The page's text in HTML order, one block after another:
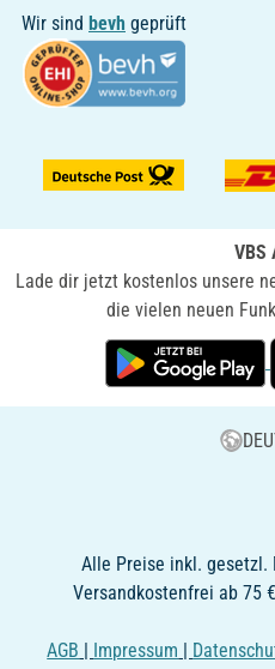
Wir sind bevh geprüft
VBS
Lade dir jetzt kostenlos unsere
die vielen neuen
Alle Preise inkl. gesetzl.
Versandkostenfrei ab 75
AGB | Impressum |